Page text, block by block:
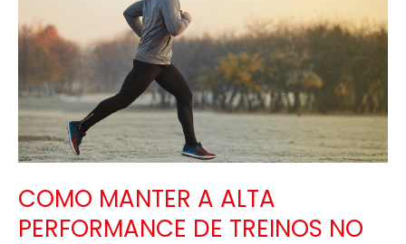
COMO MANTER A ALTA
PERFORMANCE DE TREINOS NO
A
ALTA
PERFORMANCE
DE
TREINOS
NO